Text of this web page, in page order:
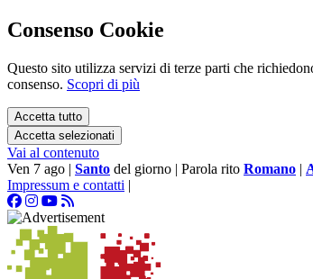
Consenso Cookie
Questo sito utilizza servizi di terze parti che
consenso. Scopri di più
Accetta tutto
Accetta selezionati
Vai al contenuto
Ven 7 ago | Santo del giorno | Parola rito Romano |
Impressum e contatti |